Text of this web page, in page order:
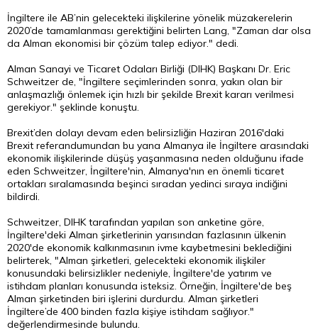
İngiltere ile AB’nin gelecekteki ilişkilerine yönelik müzakerelerin
2020’de tamamlanması gerektiğini belirten Lang, "Zaman dar olsa
da Alman ekonomisi bir çözüm talep ediyor." dedi.
Alman Sanayi ve Ticaret Odaları Birliği (DIHK) Başkanı Dr. Eric
Schweitzer de, "İngiltere seçimlerinden sonra, yakın olan bir
anlaşmazlığı önlemek için hızlı bir şekilde Brexit kararı verilmesi
gerekiyor." şeklinde konuştu.
Brexit’den dolayı devam eden belirsizliğin Haziran 2016'daki
Brexit referandumundan bu yana Almanya ile İngiltere arasındaki
ekonomik ilişkilerinde düşüş yaşanmasına neden olduğunu ifade
eden Schweitzer, İngiltere'nin, Almanya'nın en önemli ticaret
ortakları sıralamasında beşinci sıradan yedinci sıraya indiğini
bildirdi.
Schweitzer, DIHK tarafından yapılan son anketine göre,
İngiltere'deki Alman şirketlerinin yarısından fazlasının ülkenin
2020'de ekonomik kalkınmasının ivme kaybetmesini beklediğini
belirterek, "Alman şirketleri, gelecekteki ekonomik ilişkiler
konusundaki belirsizlikler nedeniyle, İngiltere'de yatırım ve
istihdam planları konusunda isteksiz. Örneğin, İngiltere'de beş
Alman şirketinden biri işlerini durdurdu. Alman şirketleri
İngiltere’de 400 binden fazla kişiye istihdam sağlıyor."
değerlendirmesinde bulundu.